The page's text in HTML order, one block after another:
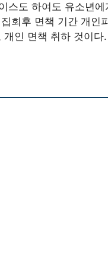
스도 하여도 유소년
회후 면책 기간 개
인 면책 취하 것이